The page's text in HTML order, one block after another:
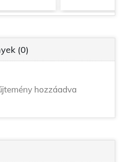
(0)
hozzáadva